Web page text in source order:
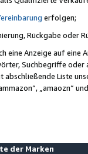
erfolgen;
Rückgabe oder
eine Anzeige auf
Suchbegriffe
Liste
„amaozn“
der Marken